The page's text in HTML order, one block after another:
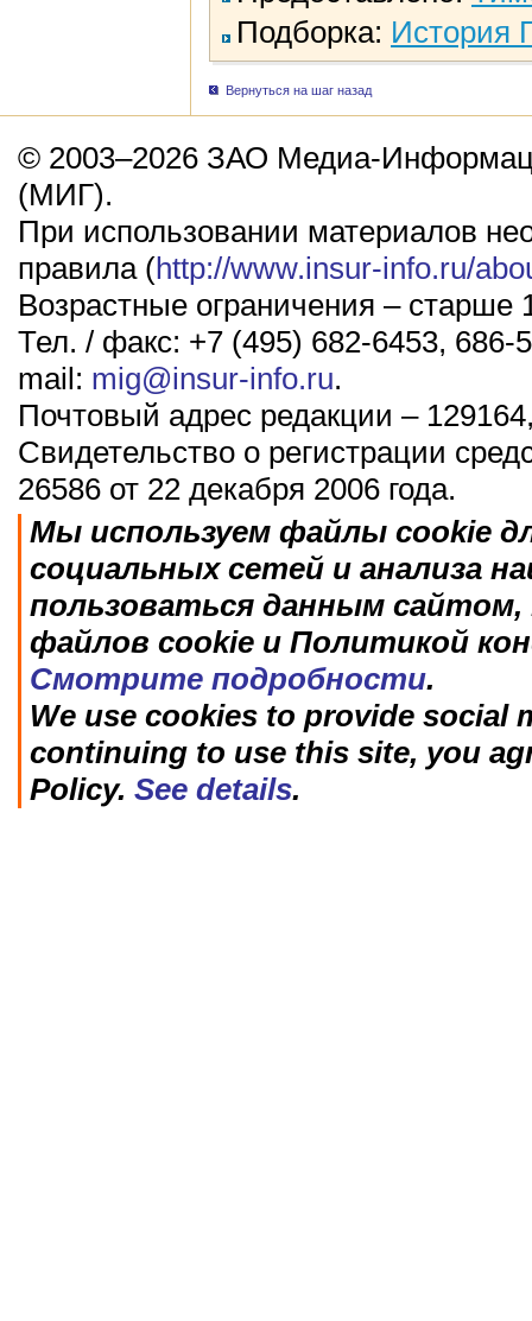
Подборка: История
Вернуться на шаг назад
© 2003–2026 ЗАО Медиа-
(МИГ).
При использовании материалов
правила (http://www.insur-info.ru/
Возрастные ограничения – старше
Тел. / факс: +7 (495) 682-6453, 686-
mail: mig@insur-info.ru.
Почтовый адрес редакции –
Свидетельство о регистрации
26586 от 22 декабря 2006 года.
Мы используем файлы cookie
социальных сетей и анализа
пользоваться данным
файлов cookie и Политикой
Смотрите подробности.
We use cookies to provide social
continuing to use this site, you
Policy. See details.